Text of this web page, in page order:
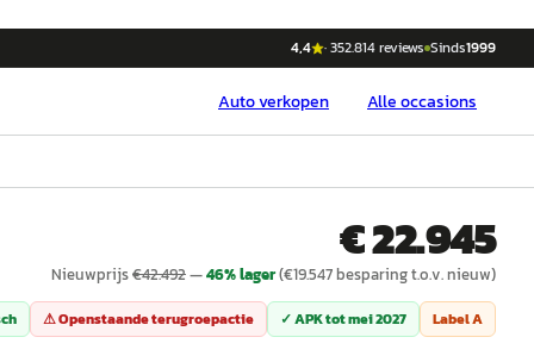
4,4 ·352.814reviews Sinds1999
Autoverkopen Alle occasions
€ 22.945
Nieuwprijs€42.492—46% lager(€19.547besparing t.o.v. nieuw)
⚠ Openstaande terugroepactie ✓ APK totmei 2027 LabelA